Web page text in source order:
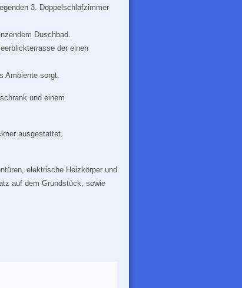
3. Doppelschlafzimmer
Duschbad.
der einen
Ambiente sorgt.
und einem
ausgestattet.
elektrische Heizkörper und
auf dem Grundstück, sowie